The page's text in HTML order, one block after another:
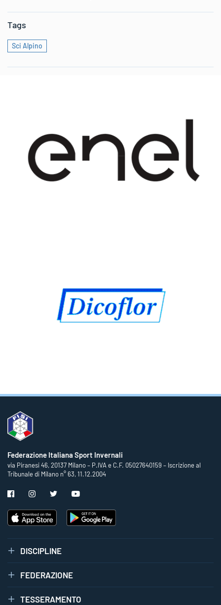
Tags
Sci Alpino
Federazione Italiana Sport Invernali
via Piranesi 46, 20137 Milano – P.IVA e C.F. 05027640159 – Iscrizione al
Tribunale di Milano n° 63, 11.12.2004
DISCIPLINE
FEDERAZIONE
TESSERAMENTO